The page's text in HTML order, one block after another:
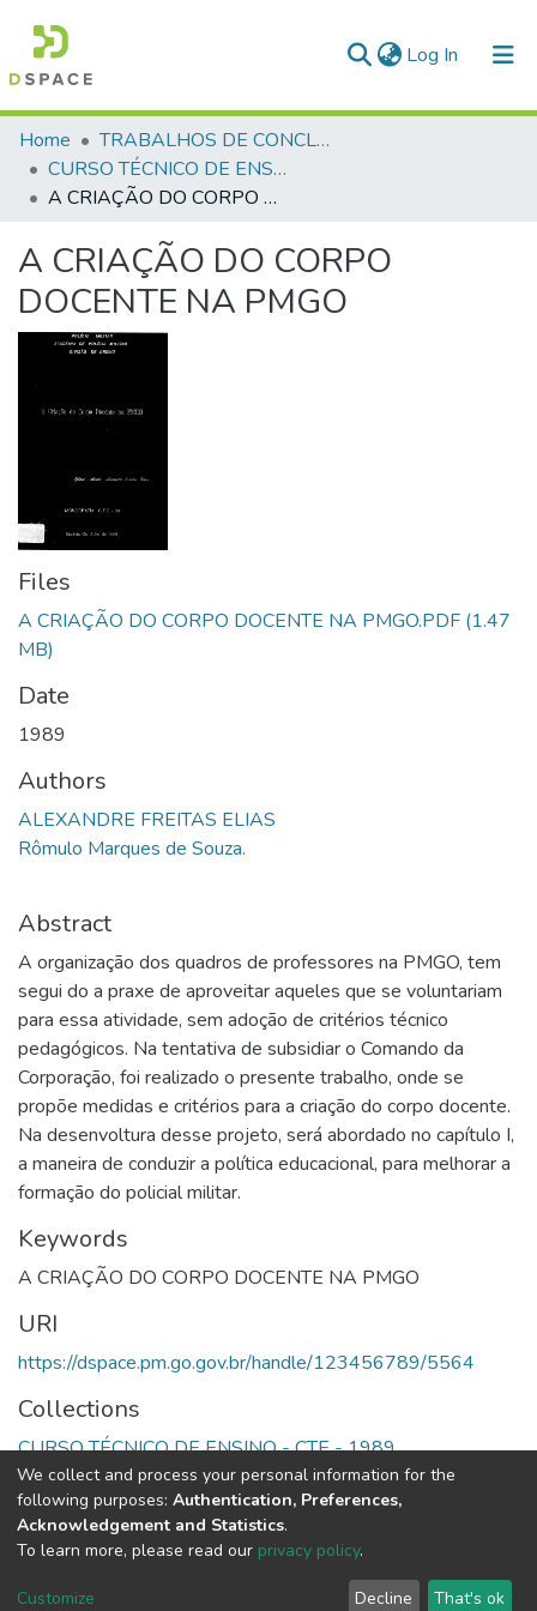
Log In (current)
Communities & Collections
All of DSpace
Home
TRABALHOS DE CONCLUSÃO DE CURSO - CTE (CURSO TÉCNICO DE ENSINO)
CURSO TÉCNICO DE ENSINO - CTE - 1989
A CRIAÇÃO DO CORPO DOCENTE NA PMGO
A CRIAÇÃO DO CORPO
DOCENTE NA PMGO
Files
A CRIAÇÃO DO CORPO DOCENTE NA PMGO.PDF (1.47
MB)
Date
1989
Authors
ALEXANDRE FREITAS ELIAS
Rômulo Marques de Souza.
Abstract
A organização dos quadros de professores na PMGO, tem
segui do a praxe de aproveitar aqueles que se voluntariam
para essa atividade, sem adoção de critérios técnico
pedagógicos. Na tentativa de subsidiar o Comando da
Corporação, foi realizado o presente trabalho, onde se
propõe medidas e critérios para a criação do corpo docente.
Na desenvoltura desse projeto, será abordado no capítulo I,
a maneira de conduzir a política educacional, para melhorar a
formação do policial militar.
Keywords
A CRIAÇÃO DO CORPO DOCENTE NA PMGO
URI
https://dspace.pm.go.gov.br/handle/123456789/5564
Collections
CURSO TÉCNICO DE ENSINO - CTE - 1989
Full item page
DSpace software copyright © 2002-2026
Cookie
End User
Send
We collect and process your personal information for the
following purposes: Authentication, Preferences,
Acknowledgement and Statistics.
To learn more, please read our privacy policy.
Customize Decline That's ok